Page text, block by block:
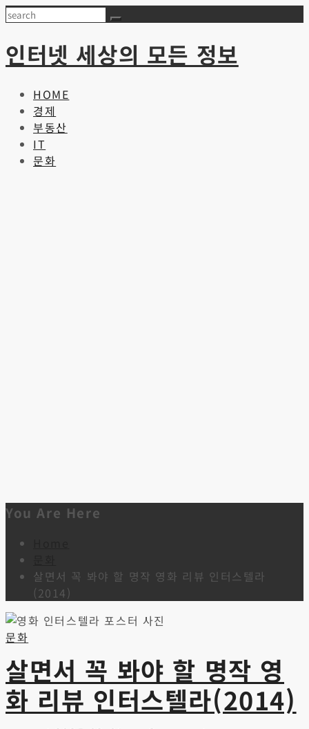
Skip
content
Search
인터넷 세상의 모든 정보
HOME
경제
부동산
IT
문화
You Are Here
살면서 꼭 봐야 할 명작 영화 리뷰 인터스텔라
(2014)
문화
살면서 꼭 봐야 할 명작 영
화 리뷰 인터스텔라(2014)